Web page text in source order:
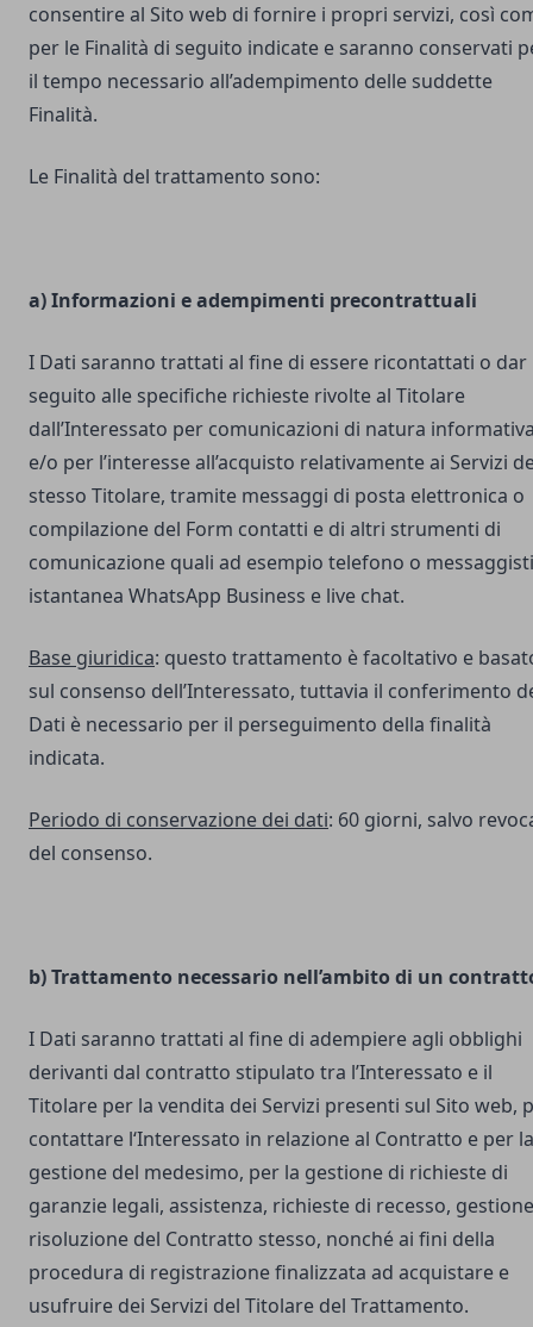
consentire al Sito web di fornire i propri servizi, così
per le Finalità di seguito indicate e saranno conservati
il tempo necessario all’adempimento delle suddette
Finalità.
Le Finalità del trattamento sono:
a) Informazioni e adempimenti precontrattuali
I Dati saranno trattati al fine di essere ricontattati o dar
seguito alle specifiche richieste rivolte al Titolare
dall’Interessato per comunicazioni di natura
e/o per l’interesse all’acquisto relativamente ai Servizi
stesso Titolare, tramite messaggi di posta elettronica o
compilazione del Form contatti e di altri strumenti di
comunicazione quali ad esempio telefono o
istantanea WhatsApp Business e live chat.
Base giuridica: questo trattamento è facoltativo e
sul consenso dell’Interessato, tuttavia il conferimento
Dati è necessario per il perseguimento della finalità
indicata.
Periodo di conservazione dei dati: 60 giorni, salvo
del consenso.
b) Trattamento necessario nell’ambito di un
I Dati saranno trattati al fine di adempiere agli obblighi
derivanti dal contratto stipulato tra l’Interessato e il
Titolare per la vendita dei Servizi presenti sul Sito web,
contattare l‘Interessato in relazione al Contratto e per la
gestione del medesimo, per la gestione di richieste di
garanzie legali, assistenza, richieste di recesso,
risoluzione del Contratto stesso, nonché ai fini della
procedura di registrazione finalizzata ad acquistare e
usufruire dei Servizi del Titolare del Trattamento.